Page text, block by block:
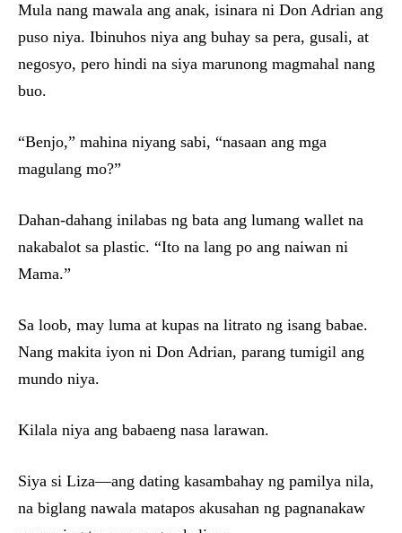
Mula nang mawala ang anak, isinara ni Don Adrian ang
puso niya. Ibinuhos niya ang buhay sa pera, gusali, at
negosyo, pero hindi na siya marunong magmahal nang
buo.
“Benjo,” mahina niyang sabi, “nasaan ang mga
magulang mo?”
Dahan-dahang inilabas ng bata ang lumang wallet na
nakabalot sa plastic. “Ito na lang po ang naiwan ni
Mama.”
Sa loob, may luma at kupas na litrato ng isang babae.
Nang makita iyon ni Don Adrian, parang tumigil ang
mundo niya.
Kilala niya ang babaeng nasa larawan.
Siya si Liza—ang dating kasambahay ng pamilya nila,
na biglang nawala matapos akusahan ng pagnanakaw